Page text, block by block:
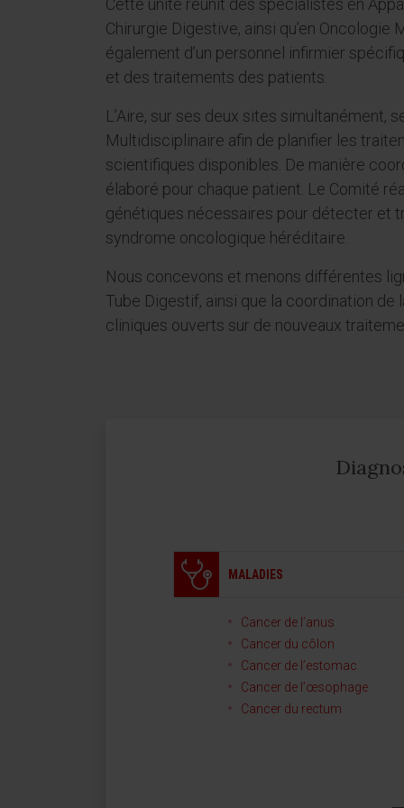
Cette unité réunit des spécialistes en
Chirurgie Digestive, ainsi qu’en
également d’un personnel infirmier
et des traitements des patients.
L’Aire, sur ses deux sites simultanément,
Multidisciplinaire afin de planifier les
scientifiques disponibles. De manière
élaboré pour chaque patient. Le Comité
génétiques nécessaires pour détecter et
syndrome oncologique héréditaire.
Nous concevons et menons différentes
Tube Digestif, ainsi que la coordination
cliniques ouverts sur de nouveaux
MALADIES
Cancer de l’anus
Cancer du côlon
Cancer de l’estomac
Cancer de l’œsophage
Cancer du rectum